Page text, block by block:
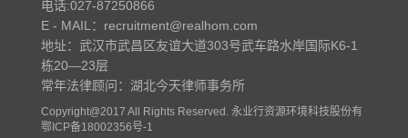
电话:027-87250866
E - MAIL：recruitment@realhom.com
地址：武汉市武昌区友谊大道303号武车路水岸国际K6-1
栋20—23层
常年法律顾问：湖北今天律师事务所
Copyright@2017 All Rights Reserved. 永业行资源环境科技股份有
限公司 版权所有
鄂ICP备18002356号-1